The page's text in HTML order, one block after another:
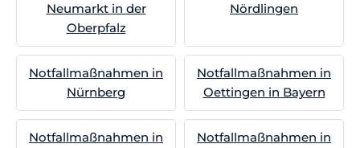
Neumarkt in der
Oberpfalz
Nördlingen
Notfallmaßnahmen in
Nürnberg
Notfallmaßnahmen in
Oettingen in Bayern
Notfallmaßnahmen in
Notfallmaßnahmen in